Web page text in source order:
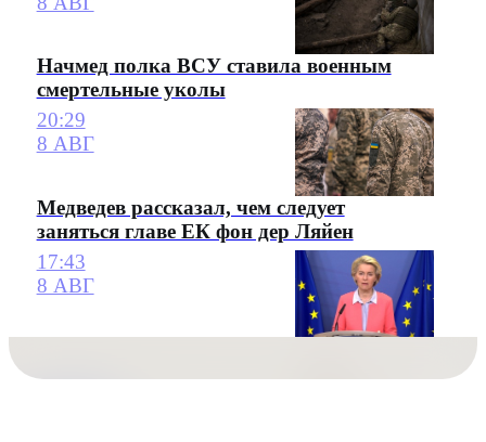
Начмед полка ВСУ ставила военным
смертельные уколы
20:29
8 АВГ
Медведев рассказал, чем следует
заняться главе ЕК фон дер Ляйен
17:43
8 АВГ